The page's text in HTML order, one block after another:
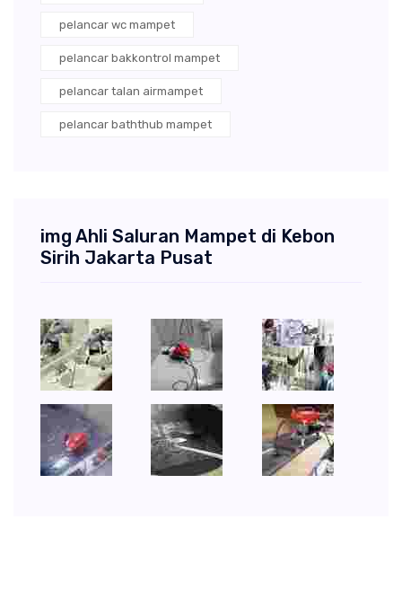
pelancar wc mampet
pelancar bakkontrol mampet
pelancar talan airmampet
pelancar baththub mampet
img Ahli Saluran Mampet di Kebon
Sirih Jakarta Pusat